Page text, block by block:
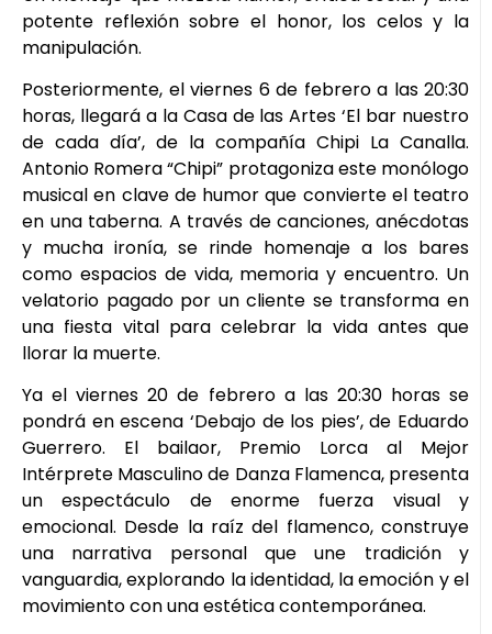
potente reflexión sobre el honor, los celos y la
manipulación.
Posteriormente, el viernes 6 de febrero a las 20:30
horas, llegará a la Casa de las Artes ‘El bar nuestro
de cada día’, de la compañía Chipi La Canalla.
Antonio Romera “Chipi” protagoniza este monólogo
musical en clave de humor que convierte el teatro
en una taberna. A través de canciones, anécdotas
y mucha ironía, se rinde homenaje a los bares
como espacios de vida, memoria y encuentro. Un
velatorio pagado por un cliente se transforma en
una fiesta vital para celebrar la vida antes que
llorar la muerte.
Ya el viernes 20 de febrero a las 20:30 horas se
pondrá en escena ‘Debajo de los pies’, de Eduardo
Guerrero. El bailaor, Premio Lorca al Mejor
Intérprete Masculino de Danza Flamenca, presenta
un espectáculo de enorme fuerza visual y
emocional. Desde la raíz del flamenco, construye
una narrativa personal que une tradición y
vanguardia, explorando la identidad, la emoción y el
movimiento con una estética contemporánea.